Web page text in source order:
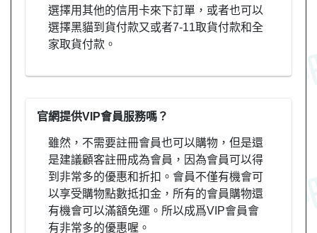
選擇用其他的信用卡來下訂單，或者也可以
選擇黑貓到貨付款又或者7-11取貨付款和全
家取貨付款。
官網提供VIP會員服務嗎？
雖然，不需要註冊會員也可以購物，但是還
是建議顧客註冊成為會員，因為會員可以得
到非常多的優惠和折扣。會員不僅有機會可
以享受購物點數抵扣金，所有的會員購物還
有機會可以滿額免運。所以成爲VIP會員會
有非常多的優惠喔。